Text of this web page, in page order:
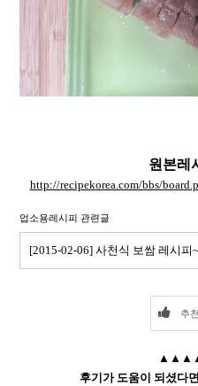
원본레
http://recipekorea.com/bbs/
업소용레시피 관련글
[2015-02-06] 사천식 보쌈 레시피
추
후기가 도움이 되셨다